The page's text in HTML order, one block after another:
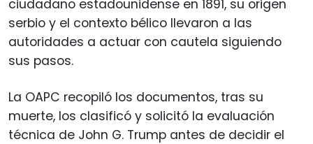
ciudadano estadounidense en 1891, su origen
serbio y el contexto bélico llevaron a las
autoridades a actuar con cautela siguiendo
sus pasos.
La OAPC recopiló los documentos, tras su
muerte, los clasificó y solicitó la evaluación
técnica de John G. Trump antes de decidir el